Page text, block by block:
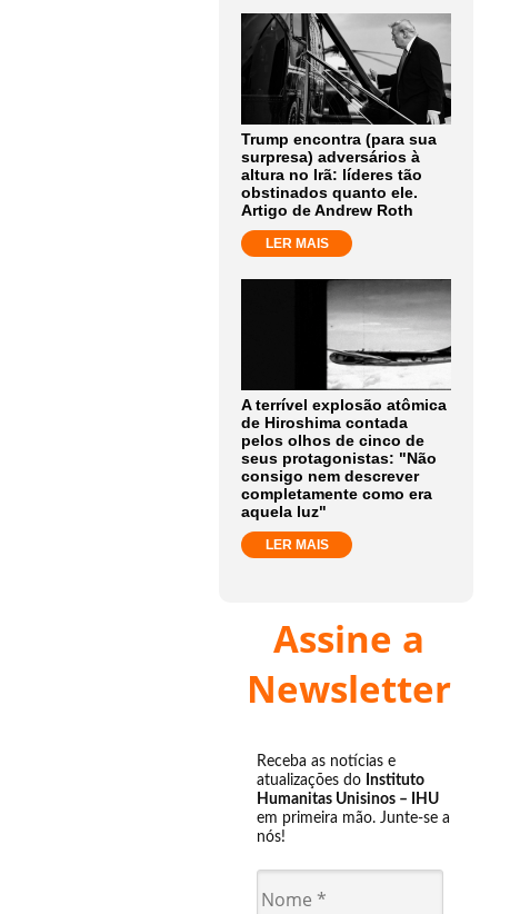
Trump encontra (para sua
surpresa) adversários à
altura no Irã: líderes tão
obstinados quanto ele.
Artigo de Andrew Roth
LER MAIS
A terrível explosão atômica
de Hiroshima contada
pelos olhos de cinco de
seus protagonistas: "Não
consigo nem descrever
completamente como era
aquela luz"
LER MAIS
Assine a
Newsletter
Receba as notícias e
atualizações do Instituto
Humanitas Unisinos – IHU
em primeira mão. Junte-se a
nós!